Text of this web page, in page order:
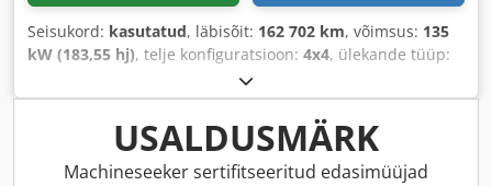
Seisukord: kasutatud, läbisõit: 162 702 km, võimsus: 135
kW (183,55 hj), telje konfiguratsioon: 4x4, ülekande tüüp:
2020
USALDUSMÄRK
Machineseeker sertifitseeritud edasimüüjad